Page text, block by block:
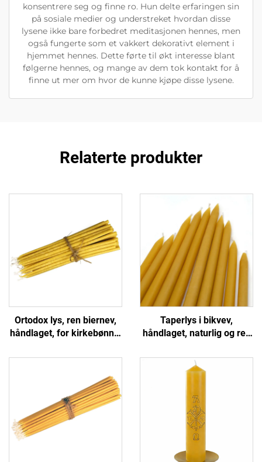
konsentrere seg og finne ro. Hun delte erfaringen sin
på sosiale medier og understreket hvordan disse
lysene ikke bare forbedret meditasjonen hennes, men
også fungerte som et vakkert dekorativt element i
hjemmet hennes. Dette førte til økt interesse blant
følgerne hennes, og mange av dem tok kontakt for å
finne ut mer om hvor de kunne kjøpe disse lysene.
Relaterte produkter
Ortodox lys, ren biernev,
håndlaget, for kirkebønne,
Taperlys i bikvev,
håndlaget, naturlig og ren
borddekor